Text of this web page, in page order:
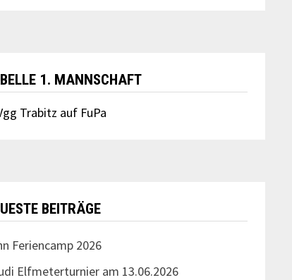
1. MANNSCHAFT
Trabitz auf FuPa
BEITRÄGE
Feriencamp 2026
Elfmeterturnier am 13.06.2026